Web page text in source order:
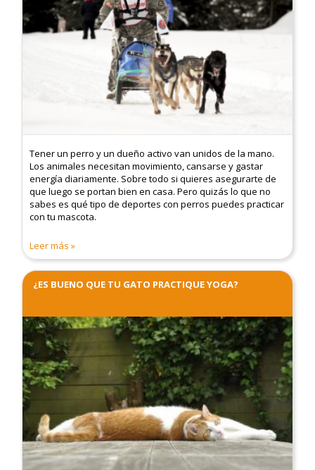
Tener un perro y un dueño activo van unidos de la mano.
Los animales necesitan movimiento, cansarse y gastar
energía diariamente. Sobre todo si quieres asegurarte de
que luego se portan bien en casa. Pero quizás lo que no
sabes es qué tipo de deportes con perros puedes practicar
con tu mascota.
Leer más
¿ES BUENO QUE TU GATO PRACTIQUE YOGA?